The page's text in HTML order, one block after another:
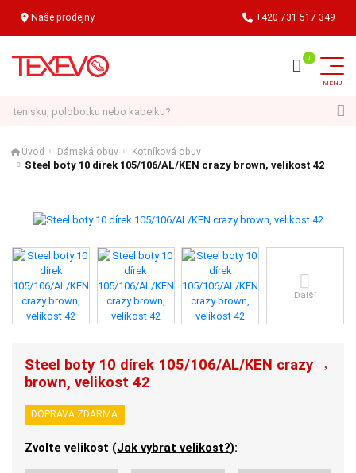
Naše prodejny +420 731 517 349
Úvod Dámská obuv Kotníková obuv
Steel boty 10 dírek 105/106/AL/KEN crazy brown, velikost 42
Další
Steel boty 10 dírek 105/106/AL/KEN crazy
brown, velikost 42
DOPRAVA ZDARMA
Zvolte velikost (Jak vybrat velikost?):